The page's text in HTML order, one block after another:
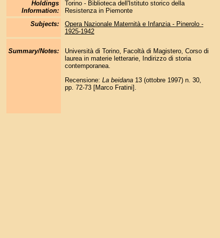
Holdings
Information:
Torino - Biblioteca dell'Istituto storico della
Resistenza in Piemonte
Subjects:
Opera Nazionale Maternità e Infanzia - Pinerolo -
1925-1942
Summary/Notes:
Università di Torino, Facoltà di Magistero, Corso di
laurea in materie letterarie, Indirizzo di storia
contemporanea.
Recensione: La beidana13 (ottobre 1997) n. 30,
pp. 72-73 [Marco Fratini].